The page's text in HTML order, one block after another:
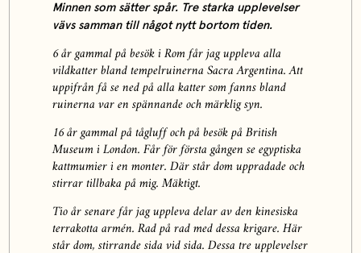
Minnen som sätter spår. Tre starka upplevelser
vävs samman till något nytt bortom tiden.
6 år gammal på besök i Rom får jag uppleva alla
vildkatter bland tempelruinerna Sacra Argentina. Att
uppifrån få se ned på alla katter som fanns bland
ruinerna var en spännande och märklig syn.
16 år gammal på tågluff och på besök på British
Museum i London. Får för första gången se egyptiska
kattmumier i en monter. Där står dom uppradade och
stirrar tillbaka på mig. Mäktigt.
Tio år senare får jag uppleva delar av den kinesiska
terrakotta armén. Rad på rad med dessa krigare. Här
står dom, stirrande sida vid sida. Dessa tre upplevelser